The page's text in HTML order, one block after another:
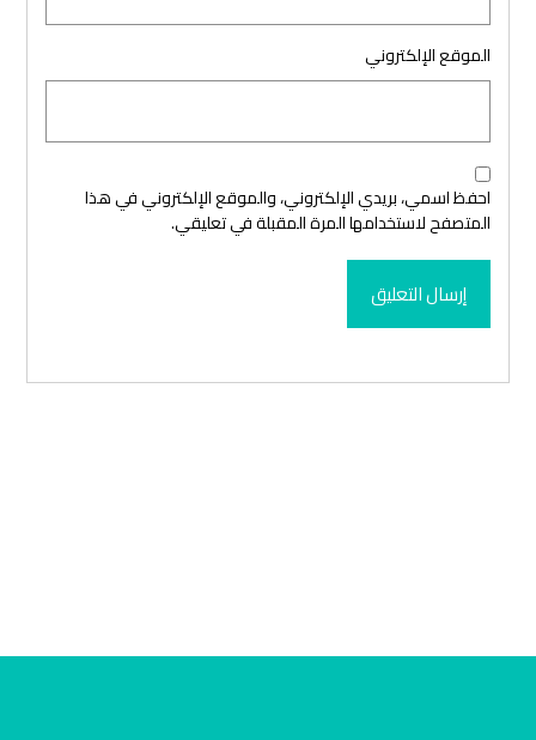
الموقع الإلكتروني
احفظ اسمي، بريدي الإلكتروني، والموقع الإلكتروني في هذا
المتصفح لاستخدامها المرة المقبلة في تعليقي.
إرسال التعليق